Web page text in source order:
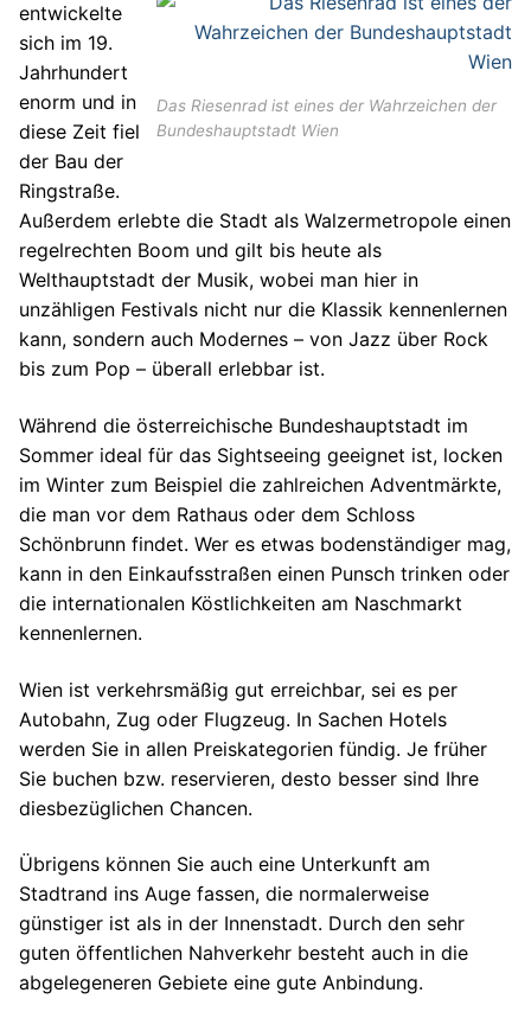
Das Riesenrad ist eines der Wahrzeichen der
Bundeshauptstadt Wien
entwickelte
sich im 19.
Jahrhundert
enorm und in
diese Zeit fiel
der Bau der
Ringstraße.
Außerdem erlebte die Stadt als Walzermetropole einen
regelrechten Boom und gilt bis heute als
Welthauptstadt der Musik, wobei man hier in
unzähligen Festivals nicht nur die Klassik kennenlernen
kann, sondern auch Modernes – von Jazz über Rock
bis zum Pop – überall erlebbar ist.
Während die österreichische Bundeshauptstadt im
Sommer ideal für das Sightseeing geeignet ist, locken
im Winter zum Beispiel die zahlreichen Adventmärkte,
die man vor dem Rathaus oder dem Schloss
Schönbrunn findet. Wer es etwas bodenständiger mag,
kann in den Einkaufsstraßen einen Punsch trinken oder
die internationalen Köstlichkeiten am Naschmarkt
kennenlernen.
Wien ist verkehrsmäßig gut erreichbar, sei es per
Autobahn, Zug oder Flugzeug. In Sachen Hotels
werden Sie in allen Preiskategorien fündig. Je früher
Sie buchen bzw. reservieren, desto besser sind Ihre
diesbezüglichen Chancen.
Übrigens können Sie auch eine Unterkunft am
Stadtrand ins Auge fassen, die normalerweise
günstiger ist als in der Innenstadt. Durch den sehr
guten öffentlichen Nahverkehr besteht auch in die
abgelegeneren Gebiete eine gute Anbindung.